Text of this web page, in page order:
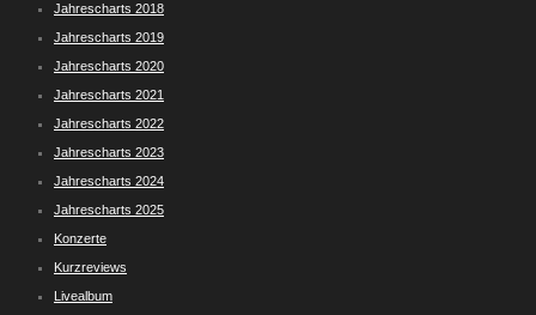
Jahrescharts 2018
Jahrescharts 2019
Jahrescharts 2020
Jahrescharts 2021
Jahrescharts 2022
Jahrescharts 2023
Jahrescharts 2024
Jahrescharts 2025
Konzerte
Kurzreviews
Livealbum